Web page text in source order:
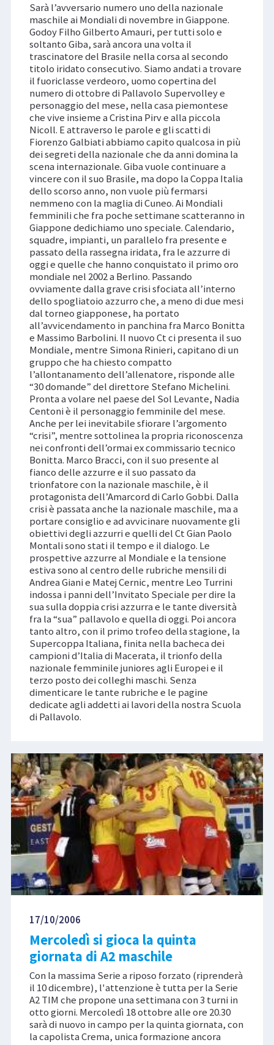
Sarà l’avversario numero uno della nazionale
maschile ai Mondiali di novembre in Giappone.
Godoy Filho Gilberto Amauri, per tutti solo e
soltanto Giba, sarà ancora una volta il
trascinatore del Brasile nella corsa al secondo
titolo iridato consecutivo. Siamo andati a trovare
il fuoriclasse verdeoro, uomo copertina del
numero di ottobre di Pallavolo Supervolley e
personaggio del mese, nella casa piemontese
che vive insieme a Cristina Pirv e alla piccola
Nicoll. E attraverso le parole e gli scatti di
Fiorenzo Galbiati abbiamo capito qualcosa in più
dei segreti della nazionale che da anni domina la
scena internazionale. Giba vuole continuare a
vincere con il suo Brasile, ma dopo la Coppa Italia
dello scorso anno, non vuole più fermarsi
nemmeno con la maglia di Cuneo. Ai Mondiali
femminili che fra poche settimane scatteranno in
Giappone dedichiamo uno speciale. Calendario,
squadre, impianti, un parallelo fra presente e
passato della rassegna iridata, fra le azzurre di
oggi e quelle che hanno conquistato il primo oro
mondiale nel 2002 a Berlino. Passando
ovviamente dalla grave crisi sfociata all’interno
dello spogliatoio azzurro che, a meno di due mesi
dal torneo giapponese, ha portato
all’avvicendamento in panchina fra Marco Bonitta
e Massimo Barbolini. Il nuovo Ct ci presenta il suo
Mondiale, mentre Simona Rinieri, capitano di un
gruppo che ha chiesto compatto
l’allontanamento dell’allenatore, risponde alle
“30 domande” del direttore Stefano Michelini.
Pronta a volare nel paese del Sol Levante, Nadia
Centoni è il personaggio femminile del mese.
Anche per lei inevitabile sfiorare l’argomento
“crisi”, mentre sottolinea la propria riconoscenza
nei confronti dell’ormai ex commissario tecnico
Bonitta. Marco Bracci, con il suo presente al
fianco delle azzurre e il suo passato da
trionfatore con la nazionale maschile, è il
protagonista dell’Amarcord di Carlo Gobbi. Dalla
crisi è passata anche la nazionale maschile, ma a
portare consiglio e ad avvicinare nuovamente gli
obiettivi degli azzurri e quelli del Ct Gian Paolo
Montali sono stati il tempo e il dialogo. Le
prospettive azzurre al Mondiale e la tensione
estiva sono al centro delle rubriche mensili di
Andrea Giani e Matej Cernic, mentre Leo Turrini
indossa i panni dell’Invitato Speciale per dire la
sua sulla doppia crisi azzurra e le tante diversità
fra la “sua” pallavolo e quella di oggi. Poi ancora
tanto altro, con il primo trofeo della stagione, la
Supercoppa Italiana, finita nella bacheca dei
campioni d’Italia di Macerata, il trionfo della
nazionale femminile juniores agli Europei e il
terzo posto dei colleghi maschi. Senza
dimenticare le tante rubriche e le pagine
dedicate agli addetti ai lavori della nostra Scuola
di Pallavolo.
17/10/2006
Mercoledì si gioca la quinta
giornata di A2 maschile
Con la massima Serie a riposo forzato (riprenderà
il 10 dicembre), l'attenzione è tutta per la Serie
A2 TIM che propone una settimana con 3 turni in
otto giorni. Mercoledì 18 ottobre alle ore 20.30
sarà di nuovo in campo per la quinta giornata, con
la capolista Crema, unica formazione ancora